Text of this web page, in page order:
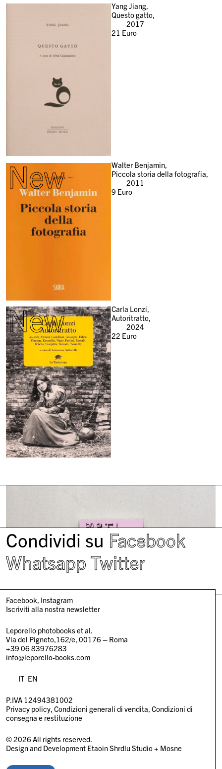
Yang Jiang,
Questo gatto,
2017
21 Euro
New
Walter Benjamin,
Piccola storia della fotografia,
2011
9 Euro
New
Carla Lonzi,
Autoritratto,
2024
22 Euro
Condividi su Facebook
Whatsapp Twitter
Facebook Instagram
Iscriviti alla nostra newsletter
Leporello photobooks et al.
Via del Pigneto,162/e, 00176 – Roma
+39 06 83976283
info@leporello-books.com
IT EN
P.IVA 12494381002
Privacy policy Condizioni generali di vendita Condizioni di
consegna e restituzione
© 2026 All rights reserved.
Design and Development Etaoin Shrdlu Studio+ Mosne